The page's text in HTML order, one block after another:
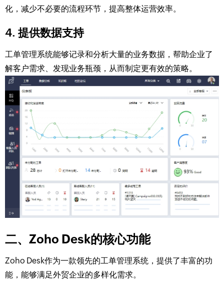
化，减少不必要的流程环节，提高整体运营效率。
4. 提供数据支持
工单管理系统能够记录和分析大量的业务数据，帮助企业了
解客户需求、发现业务瓶颈，从而制定更有效的策略。
二、Zoho Desk的核心功能
Zoho Desk作为一款领先的工单管理系统，提供了丰富的功
能，能够满足外贸企业的多样化需求。